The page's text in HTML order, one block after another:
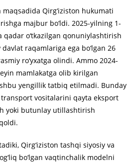
Qirg‘iziston hukumati
majbur bo‘ldi. 2025-yilning 1-
o‘tkazilgan qonuniylashtirish
raqamlariga ega bo‘lgan 26
ro‘yxatga olindi. Ammo 2024-
mamlakatga olib kirilgan
yengillik tatbiq etilmadi. Bunday
vositalarini qayta eksport
yoki butunlay utillashtirish
Qirg‘iziston tashqi siyosiy va
bo‘lgan vaqtinchalik modelni